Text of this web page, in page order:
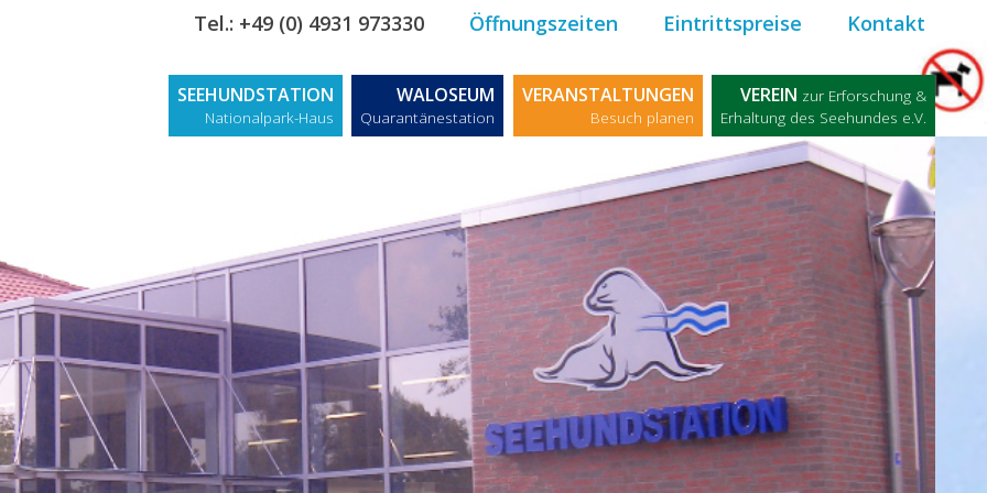
Tel.: +49 (0) 4931 973330 Öffnungszeiten Eintrittspreise Kontakt
SEEHUNDSTATION
Nationalpark-Haus
WALOSEUM
Quarantänestation
VERANSTALTUNGEN
Besuch planen
VEREIN zur Erforschung &
Erhaltung des Seehundes e.V.